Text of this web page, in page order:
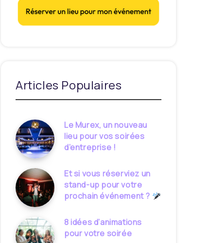
Articles Populaires
Le Murex, un nouveau
lieu pour vos soirées
d’entreprise !
Et si vous réserviez un
stand-up pour votre
prochain événement ?
8 idées d’animations
pour votre soirée